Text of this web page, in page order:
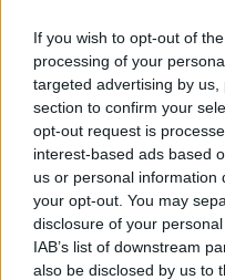
If you wish to opt-out of
processing of your
targeted advertising by
section to confirm your
opt-out request is
interest-based ads based
us or personal information
your opt-out. You may
disclosure of your
IAB’s list of downstream
also be disclosed by us to
Αν τα χάσατε